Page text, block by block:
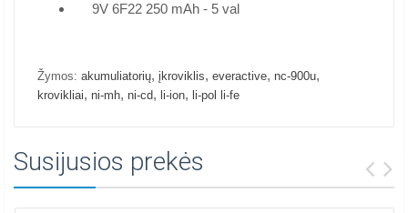
9V 6F22 250 mAh - 5 val
Žymos: akumuliatorių, įkroviklis, everactive, nc-900u,
krovikliai, ni-mh, ni-cd, li-ion, li-pol li-fe
Susijusios prekės